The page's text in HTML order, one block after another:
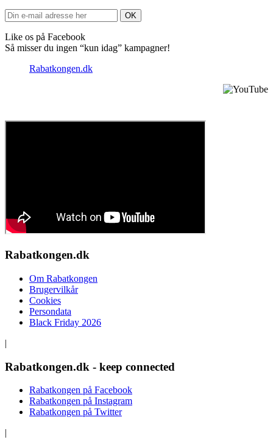
Like os på Facebook
Så misser du ingen “kun idag” kampagner!
Rabatkongen.dk
Rabatkongen.dk
Om Rabatkongen
Brugervilkår
Cookies
Persondata
Black Friday 2026
|
Rabatkongen.dk - keep connected
Rabatkongen på Facebook
Rabatkongen på Instagram
Rabatkongen på Twitter
|